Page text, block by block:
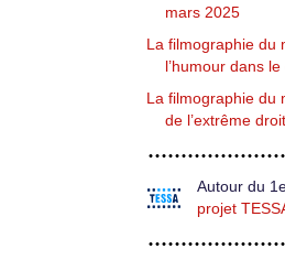
mars 2025
La filmographie du
l’humour dans
La filmographie
de l’extrême
Autour du
projet